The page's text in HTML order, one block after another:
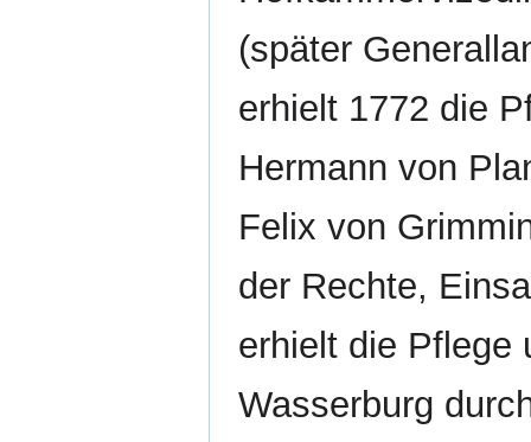
(später
erhielt 1772 die
Hermann von
Felix von
der Rechte,
erhielt die Pflege
Wasserburg